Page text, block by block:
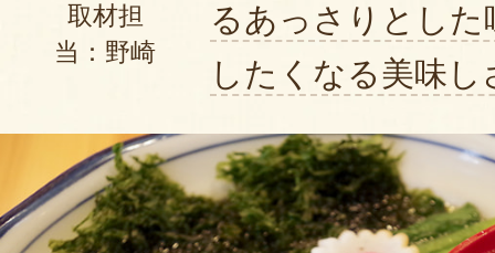
取材担
当：野崎
るあっさりとし
したくなる美味し